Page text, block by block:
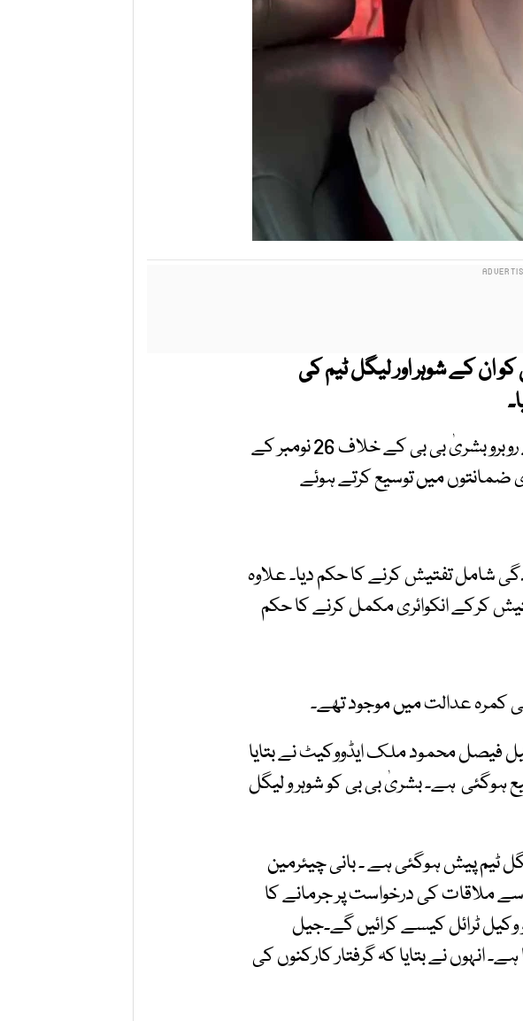
بی کو ان کے شوہر اور لیگل ٹیم کی
انسداد دہشت گردی عدالت کے جج امجد علی شاہ کے روبرو بشریٰ بی بی کے خلاف 26 نومبر کے
میں توسیع کرتے ہوئے
شامل تفتیش کرنے کا حکم دیا۔ علاوہ
کرکے انکوائری مکمل کرنے کا حکم
کمرہ عدالت میں موجود تھے۔
فیصل محمود ملک ایڈووکیٹ نے بتایا
ضمانت میں 9 جون تک توسیع ہوگئی ہے۔ بشریٰ بی بی کو شوہر و لیگل
ٹیم پیش ہوگئی ہے ۔ بانی چیئرمین
ملاقات کی درخواست پر جرمانے کا
ٹرائل کیسے کرائیں گے۔جیل
انہوں نے بتایا کہ گرفتار کارکنوں کی